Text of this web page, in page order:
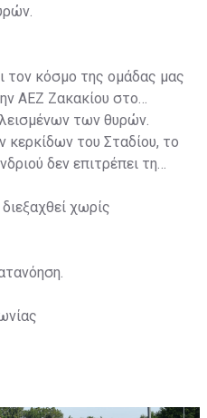
τον κόσμο της ομάδας μας
ΑΕΖ Ζακακίου στο
των θυρών.
του Σταδίου, το
δεν επιτρέπει τη
χωρίς